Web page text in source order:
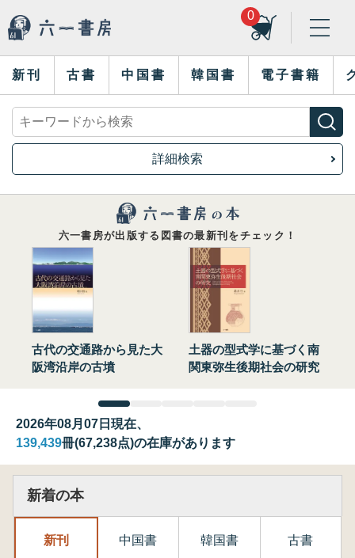
0
新刊 古書 中国書 韓国書 電子書籍
詳細検索
六一書房が出版する図書の最新刊をチェック！
古代の交通路から見た大
阪湾沿岸の古墳
土器の型式学に基づく南
関東弥生後期社会の研究
2026年08月07日現在、
139,439冊(67,238点)の在庫があります
新着の本
新刊 中国書 韓国書 古書